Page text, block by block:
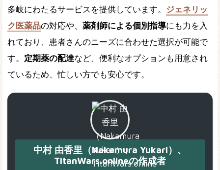
多岐にわたるサービスを提供しています。 ジェネリッ
ク医薬品の対応や、 薬剤師による個別指導にも力を入
れており、患者さんのニーズに合わせた選択が可能で
す。 定期薬の配達など、便利なオプションも用意され
ているため、忙しい方でも安心です。
中村 由香里（Nakamura Yukari）、
TitanWars.onlineの作成者